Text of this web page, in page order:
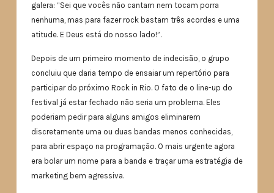
galera: “Sei que vocês não cantam nem tocam porra
nenhuma, mas para fazer rock bastam três acordes e uma
atitude. E Deus está do nosso lado!”.
Depois de um primeiro momento de indecisão, o grupo
concluiu que daria tempo de ensaiar um repertório para
participar do próximo Rock in Rio. O fato de o line-up do
festival já estar fechado não seria um problema. Eles
poderiam pedir para alguns amigos eliminarem
discretamente uma ou duas bandas menos conhecidas,
para abrir espaço na programação. O mais urgente agora
era bolar um nome para a banda e traçar uma estratégia de
marketing bem agressiva.